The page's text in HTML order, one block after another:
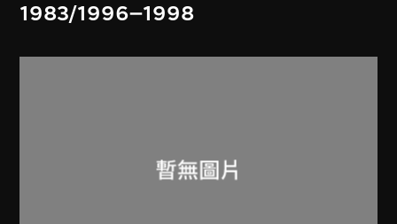
1983/1996–1998